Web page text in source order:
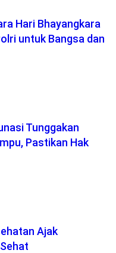
Hari Bhayangkara
untuk Bangsa dan
Tunggakan
Pastikan Hak
Ajak